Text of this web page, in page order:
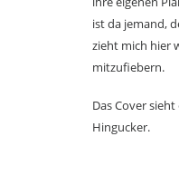
ist da jemand,
zieht mich hier
mitzufiebern.
Das Cover
Hingucker.